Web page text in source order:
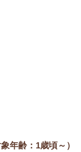
年齢：1歳頃～）